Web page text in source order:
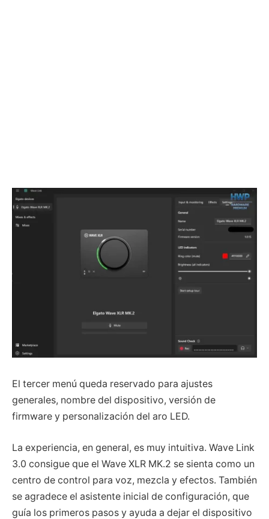
El tercer menú queda reservado para ajustes
generales, nombre del dispositivo, versión de
firmware y personalización del aro LED.
La experiencia, en general, es muy intuitiva. Wave Link
3.0 consigue que el Wave XLR MK.2 se sienta como un
centro de control para voz, mezcla y efectos. También
se agradece el asistente inicial de configuración, que
guía los primeros pasos y ayuda a dejar el dispositivo